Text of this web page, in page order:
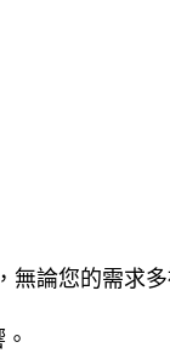
，無論您的需求